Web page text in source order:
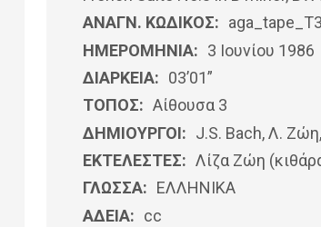
ΑΝΑΓΝ. ΚΩΔΙΚΟΣ:
ΗΜΕΡΟΜΗΝΊΑ: 3 Ιουνίου 1986
ΔΙΑΡΚΕΙΑ: 03’01”
ΤΟΠΟΣ: Αίθουσα 3
ΔΗΜΙΟΥΡΓΟΙ: J.S. Bach, Λ.
ΕΚΤΕΛΕΣΤΕΣ: Λίζα Ζώη
ΓΛΩΣΣΑ: ΕΛΛΗΝΙΚΆ
ΑΔΕΙΑ: cc